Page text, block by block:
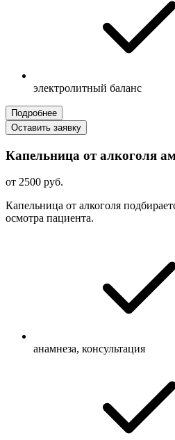
электролитный баланс
Подробнее
Оставить заявку
Капельница от алкоголя
от 2500 руб.
Капельница от алкоголя
осмотра пациента.
анамнеза, консультация